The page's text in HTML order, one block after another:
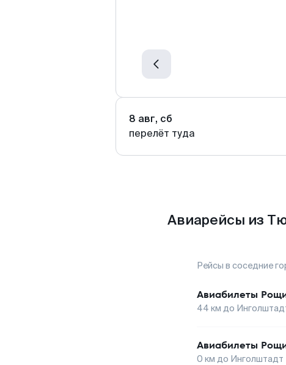
8 авг, сб
перелёт туда
Авиарейсы из
Рейсы в соседние
Авиабилеты
44 км до
Авиабилеты
0 км до Инголштадт